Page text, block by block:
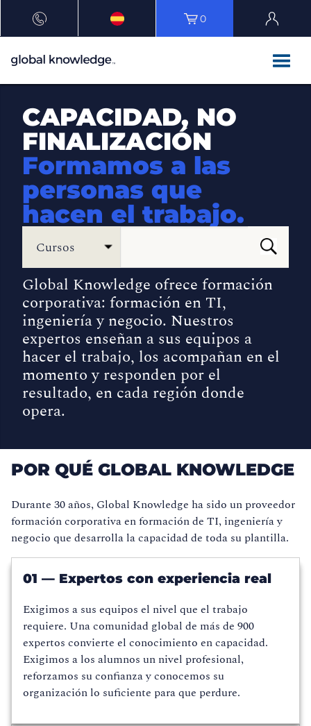
0
CAPACIDAD, NO
FINALIZACIÓN
Formamos a las
personas que
hacen el trabajo.
Cursos
Global Knowledge ofrece formación
corporativa: formación en TI,
ingeniería y negocio. Nuestros
expertos enseñan a sus equipos a
hacer el trabajo, los acompañan en el
momento y responden por el
resultado, en cada región donde
opera.
POR QUÉ GLOBAL KNOWLEDGE
Durante 30 años, Global Knowledge ha sido un proveedor
formación corporativa en formación de TI, ingeniería y
negocio que desarrolla la capacidad de toda su plantilla.
01 — Expertos con experiencia real
Exigimos a sus equipos el nivel que el trabajo
requiere. Una comunidad global de más de 900
expertos convierte el conocimiento en capacidad.
Exigimos a los alumnos un nivel profesional,
reforzamos su confianza y conocemos su
organización lo suficiente para que perdure.